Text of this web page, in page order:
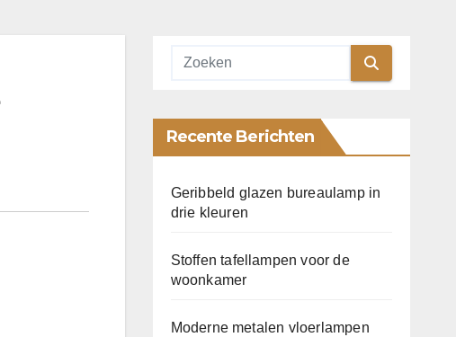
Recente Berichten
Geribbeld glazen bureaulamp in
drie kleuren
Stoffen tafellampen voor de
woonkamer
Moderne metalen vloerlampen